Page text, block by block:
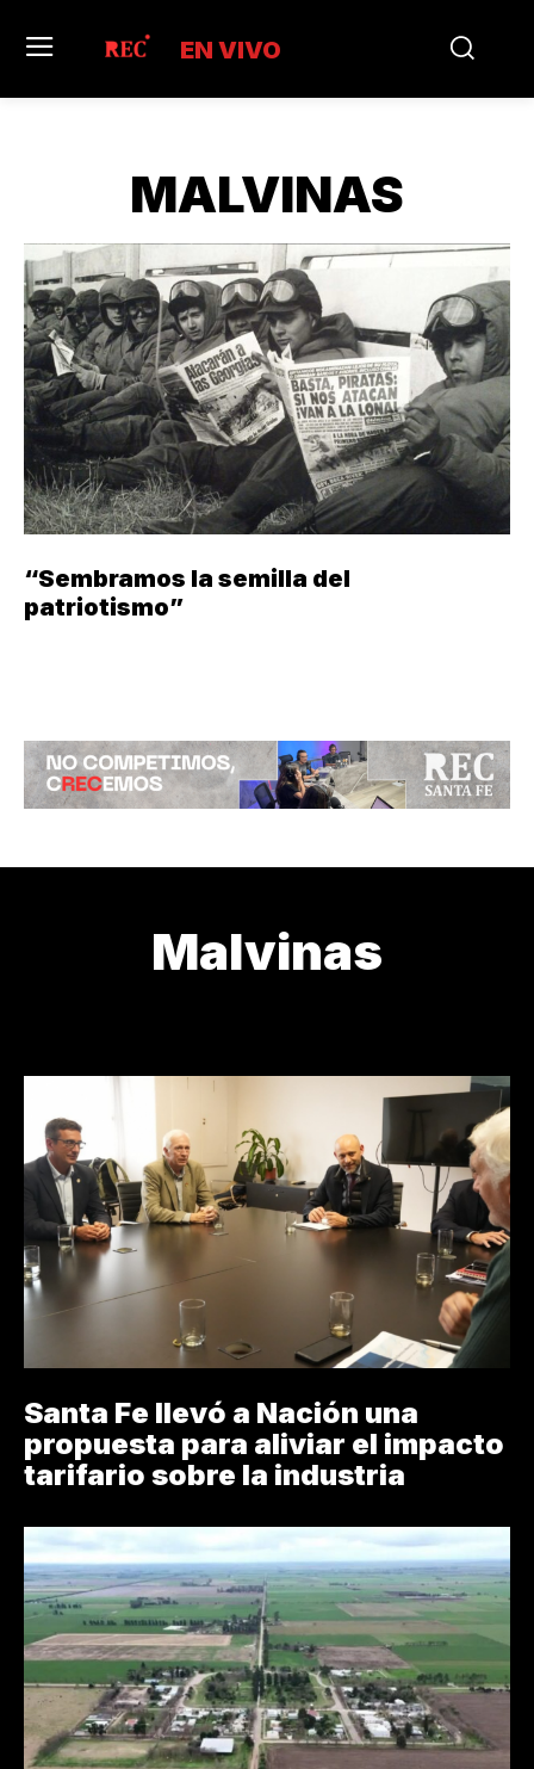
EN VIVO
MALVINAS
“Sembramos la semilla del
patriotismo”
Malvinas
Santa Fe llevó a Nación una
propuesta para aliviar el impacto
tarifario sobre la industria